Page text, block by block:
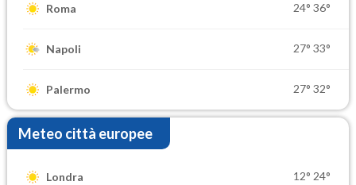
Roma 24° 36°
Napoli 27° 33°
Palermo 27° 32°
Meteo città europee
Londra 12° 24°